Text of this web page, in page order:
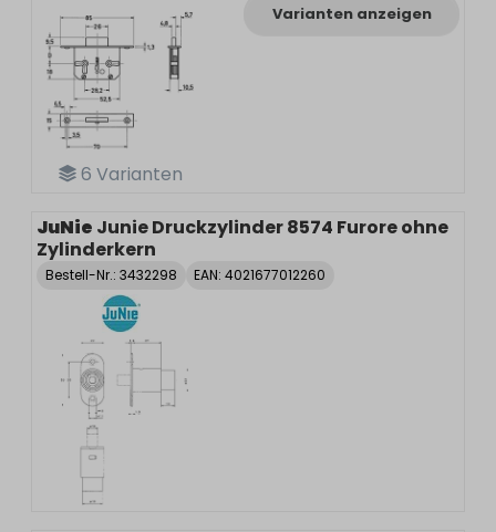
6 Varianten
Varianten anzeigen
JuNie Junie Druckzylinder 8574 Furore ohne
Zylinderkern
Bestell-Nr.: 3432298 EAN: 4021677012260